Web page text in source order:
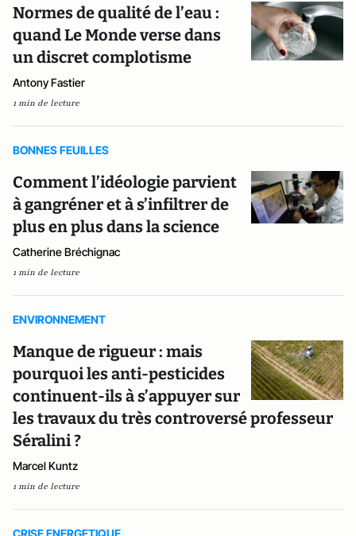
Normes de qualité de l’eau :
quand Le Monde verse dans
un discret complotisme
Antony Fastier
1 min de lecture
BONNES FEUILLES
Comment l’idéologie parvient
à gangréner et à s’infiltrer de
plus en plus dans la science
Catherine Bréchignac
1 min de lecture
ENVIRONNEMENT
Manque de rigueur : mais
pourquoi les anti-pesticides
continuent-ils à s’appuyer sur
les travaux du très controversé professeur
Séralini ?
Marcel Kuntz
1 min de lecture
CRISE ENERGETIQUE